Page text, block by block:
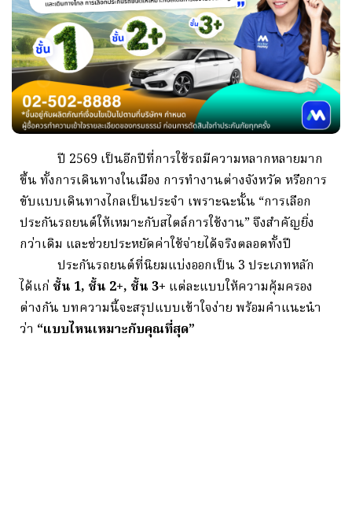
ปี 2569 เป็นอีกปีที่การใช้รถมีความหลากหลายมาก
ขึ้น ทั้งการเดินทางในเมือง การทำงานต่างจังหวัด หรือการ
ขับแบบเดินทางไกลเป็นประจำ เพราะฉะนั้น “การเลือก
ประกันรถยนต์ให้เหมาะกับสไตล์การใช้งาน”จึงสำคัญยิ่ง
กว่าเดิม และช่วยประหยัดค่าใช้จ่ายได้จริงตลอดทั้งปี
ประกันรถยนต์ที่นิยมแบ่งออกเป็น 3 ประเภทหลัก
ได้แก่ ชั้น 1, ชั้น 2+, ชั้น 3+ แต่ละแบบให้ความคุ้มครอง
ต่างกันบทความนี้จะสรุปแบบเข้าใจง่าย พร้อมคำแนะนำ
ว่า “แบบไหนเหมาะกับคุณที่สุด”